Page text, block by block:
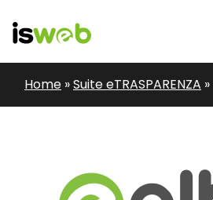
Home »Suite eTRASPARENZA »